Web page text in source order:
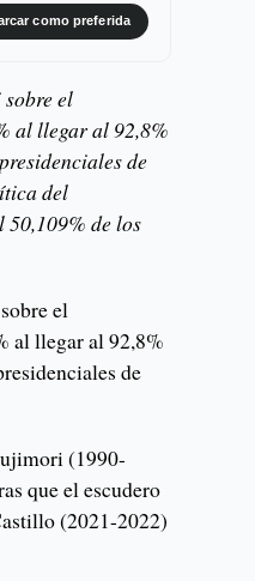
como preferida
el
al llegar al 92,8%
de
del
de los
el
al llegar al 92,8%
de
(1990-
que el escudero
(2021-2022)